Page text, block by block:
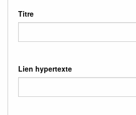
Titre
Lien hypertexte